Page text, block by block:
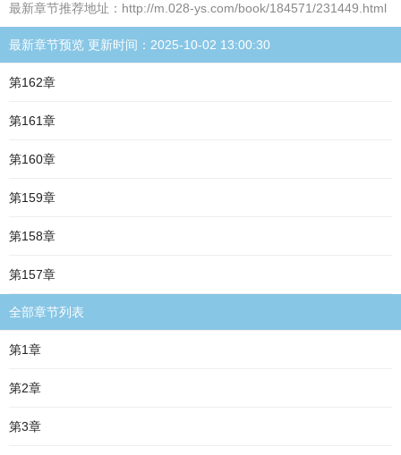
最新章节推荐地址：http://m.028-ys.com/book/184571/231449.html
最新章节预览 更新时间：2025-10-02 13:00:30
第162章
第161章
第160章
第159章
第158章
第157章
全部章节列表
第1章
第2章
第3章